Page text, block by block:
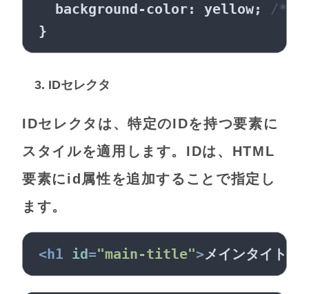
background-color: yellow; /* ク
3. IDセレクタ
IDセレクタは、特定のIDを持つ要素に
スタイルを適用します。IDは、HTML
要素にid属性を追加することで指定し
ます。
<h1 id="main-title">メインタイトル